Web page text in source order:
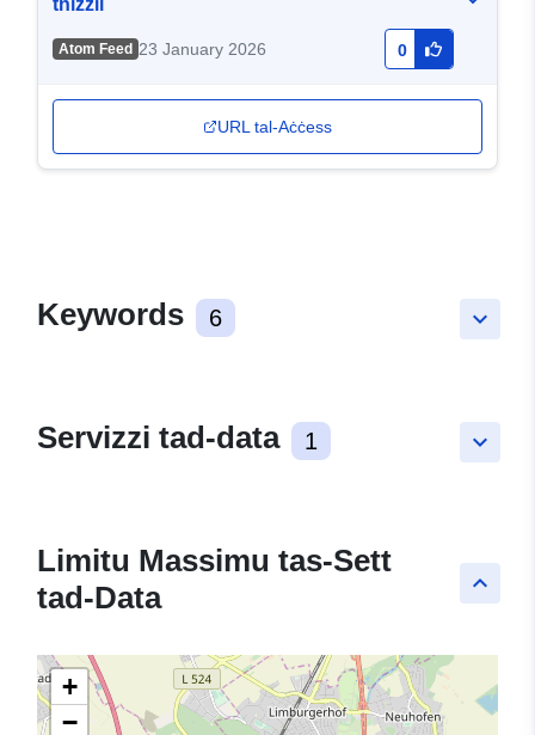
tniżżil
Atom Feed 23 January 2026 0
URL tal-Aċċess
keyboard_arrow_down
Keywords 6
keyboard_arrow_down
Servizzi tad-data 1
keyboard_arrow_up
Limitu Massimu tas-Sett
tad-Data
+
−